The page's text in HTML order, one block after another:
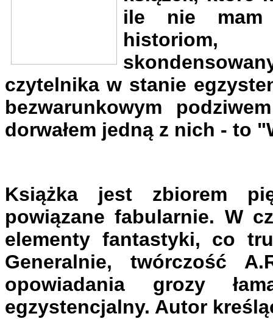
ile nie mam
czytelnika w stanie
bezwarunkowym
dorwałem jedną z nich - to
Książka jest zbiorem
powiązane fabularnie. W
elementy fantastyki, co
Generalnie, twórczość
opowiadania grozy
egzystencjalny. Autor